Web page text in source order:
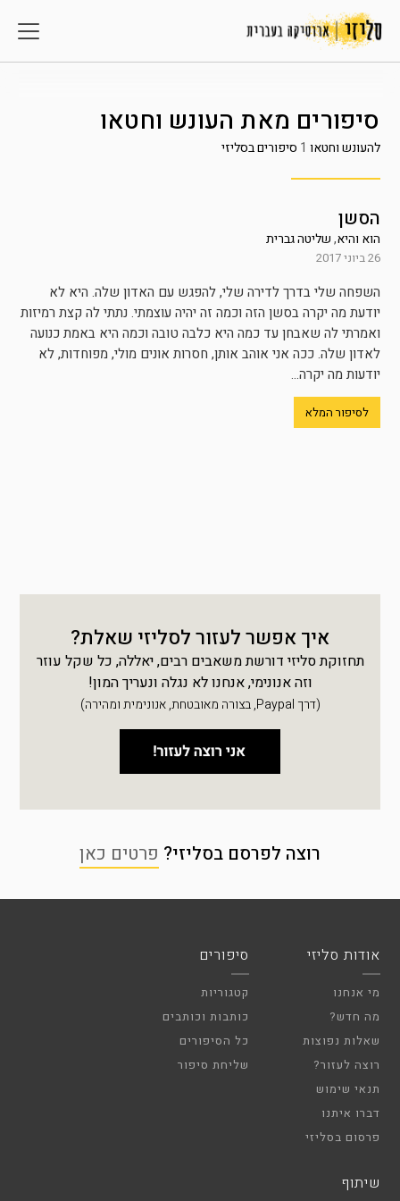
סיפורים מאת העונש וחטאו
להעונש וחטאו 1 סיפורים בסליזי
הסשן
הוא והיא,שליטה גברית
26 ביוני 2017
השפחה שלי בדרך לדירה שלי, להפגש עם האדון שלה. היא לא
יודעת מה יקרה בסשן הזה וכמה זה יהיה עוצמתי. נתתי לה קצת רמיזות
ואמרתי לה שאבחן עד כמה היא כלבה טובה וכמה היא באמת כנועה
לאדון שלה. ככה אני אוהב אותן, חסרות אונים מולי, מפוחדות, לא
יודעות מה יקרה...
לסיפור המלא
איך אפשר לעזור לסליזי שאלת?
תחזוקת סליזי דורשת משאבים רבים, יאללה, כל שקל עוזר
וזה אנונימי, אנחנו לא נגלה ונעריך המון!
(דרך Paypal, בצורה מאובטחת, אנונימית ומהירה)
רוצה לפרסם בסליזי? פרטים כאן
אודות סליזי
מי אנחנו
מה חדש?
שאלות נפוצות
רוצה לעזור?
תנאי שימוש
דברו איתנו
פרסום בסליזי
סיפורים
קטגוריות
כותבות וכותבים
כל הסיפורים
שליחת סיפור
שיתוף